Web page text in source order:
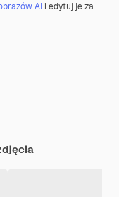
AI i edytuj je za